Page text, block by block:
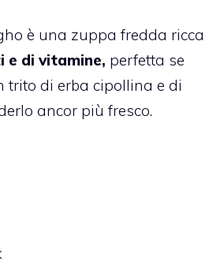
è una zuppa fredda ricca
e di vitamine, perfetta se
trito di erba cipollina e di
ancor più fresco.